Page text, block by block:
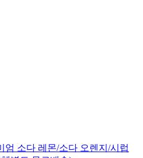
엄 소다 레몬/소다 오렌지/시럽